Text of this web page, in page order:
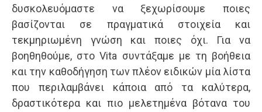
δυσκολευόμαστε να ξεχωρίσουμε ποιες
βασίζονται σε πραγματικά στοιχεία και
τεκμηριωμένη γνώση και ποιες όχι. Για να
βοηθηθούμε, στο Vita συντάξαμε με τη βοήθεια
και την καθοδήγηση των πλέον ειδικών μία λίστα
που περιλαμβάνει κάποια από τα καλύτερα,
δραστικότερα και πιο μελετημένα βότανα του